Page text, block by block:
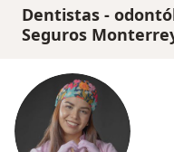
Dentistas -
Seguros